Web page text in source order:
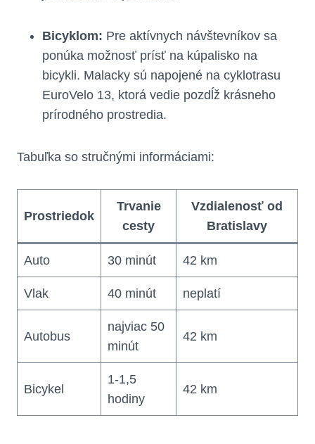
Bicyklom: Pre aktívnych návštevníkov sa
ponúka možnosť prísť na kúpalisko na
bicykli. Malacky sú napojené na cyklotrasu
EuroVelo 13, ktorá vedie pozdĺž krásneho
prírodného prostredia.
Tabuľka so stručnými informáciami:
Prostriedok
Trvanie
cesty
Vzdialenosť od
Bratislavy
Auto 30 minút 42 km
Vlak 40 minút neplatí
Autobus
najviac 50
minút
42 km
Bicykel
1-1,5
hodiny
42 km